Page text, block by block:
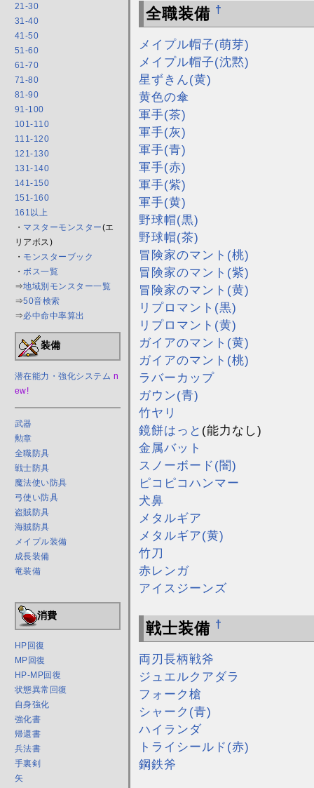
21-30
31-40
41-50
51-60
61-70
71-80
81-90
91-100
101-110
111-120
121-130
131-140
141-150
151-160
161以上
・ マスターモンスター(エ
リアボス)
・ モンスターブック
・ ボス一覧
⇒地域別モンスター一覧
⇒50音検索
⇒必中命中率算出
装備
潜在能力・強化システム n
ew!
武器
勲章
全職防具
戦士防具
魔法使い防具
弓使い防具
盗賊防具
海賊防具
メイプル装備
成長装備
竜装備
消費
HP回復
MP回復
HP-MP回復
状態異常回復
自身強化
強化書
帰還書
兵法書
手裏剣
矢
全職装備 †
メイプル帽子(萌芽)
メイプル帽子(沈黙)
星ずきん(黄)
黄色の傘
軍手(茶)
軍手(灰)
軍手(青)
軍手(赤)
軍手(紫)
軍手(黄)
野球帽(黒)
野球帽(茶)
冒険家のマント(桃)
冒険家のマント(紫)
冒険家のマント(黄)
リプロマント(黒)
リプロマント(黄)
ガイアのマント(黄)
ガイアのマント(桃)
ラバーカップ
ガウン(青)
竹ヤリ
鏡餅はっと (能力なし)
金属バット
スノーボード(闇)
ピコピコハンマー
犬鼻
メタルギア
メタルギア(黄)
竹刀
赤レンガ
アイスジーンズ
戦士装備 †
両刃長柄戦斧
ジュエルクアダラ
フォーク槍
シャーク(青)
ハイランダ
トライシールド(赤)
鋼鉄斧